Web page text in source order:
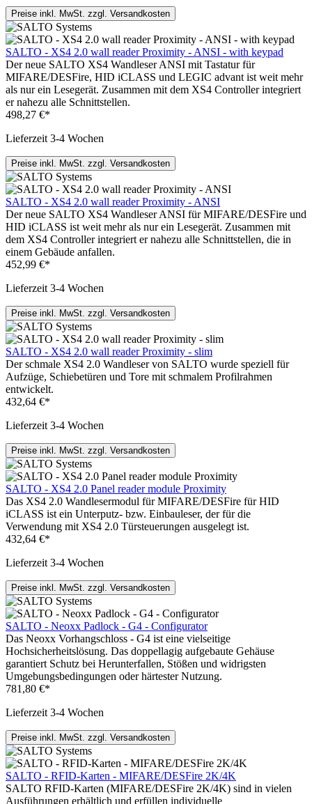
Preise inkl. MwSt. zzgl. Versandkosten
SALTO - XS4 2.0 wall reader Proximity - ANSI - with keypad
Der neue SALTO XS4 Wandleser ANSI mit Tastatur für
MIFARE/DESFire, HID iCLASS und LEGIC advant ist weit mehr
als nur ein Lesegerät. Zusammen mit dem XS4 Controller integriert
er nahezu alle Schnittstellen.
498,27 €*
Lieferzeit 3-4 Wochen
Preise inkl. MwSt. zzgl. Versandkosten
SALTO - XS4 2.0 wall reader Proximity - ANSI
Der neue SALTO XS4 Wandleser ANSI für MIFARE/DESFire und
HID iCLASS ist weit mehr als nur ein Lesegerät. Zusammen mit
dem XS4 Controller integriert er nahezu alle Schnittstellen, die in
einem Gebäude anfallen.
452,99 €*
Lieferzeit 3-4 Wochen
Preise inkl. MwSt. zzgl. Versandkosten
SALTO - XS4 2.0 wall reader Proximity - slim
Der schmale XS4 2.0 Wandleser von SALTO wurde speziell für
Aufzüge, Schiebetüren und Tore mit schmalem Profilrahmen
entwickelt.
432,64 €*
Lieferzeit 3-4 Wochen
Preise inkl. MwSt. zzgl. Versandkosten
SALTO - XS4 2.0 Panel reader module Proximity
Das XS4 2.0 Wandlesermodul für MIFARE/DESFire für HID
iCLASS ist ein Unterputz- bzw. Einbauleser, der für die
Verwendung mit XS4 2.0 Türsteuerungen ausgelegt ist.
432,64 €*
Lieferzeit 3-4 Wochen
Preise inkl. MwSt. zzgl. Versandkosten
SALTO - Neoxx Padlock - G4 - Configurator
Das Neoxx Vorhangschloss - G4 ist eine vielseitige
Hochsicherheitslösung. Das doppellagig aufgebaute Gehäuse
garantiert Schutz bei Herunterfallen, Stößen und widrigsten
Umgebungsbedingungen oder härtester Nutzung.
781,80 €*
Lieferzeit 3-4 Wochen
Preise inkl. MwSt. zzgl. Versandkosten
SALTO - RFID-Karten - MIFARE/DESFire 2K/4K
SALTO RFID-Karten (MIFARE/DESFire 2K/4K) sind in vielen
Ausführungen erhältlich und erfüllen individuelle